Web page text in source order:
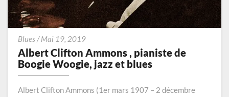
Blues/Mai 19, 2019Albert
Clifton
Ammons
de
Albert Clifton Ammons , pianiste de
Boogie Woogie, jazz et blues
Albert Clifton Ammons (1er mars 1907 – 2 décembre